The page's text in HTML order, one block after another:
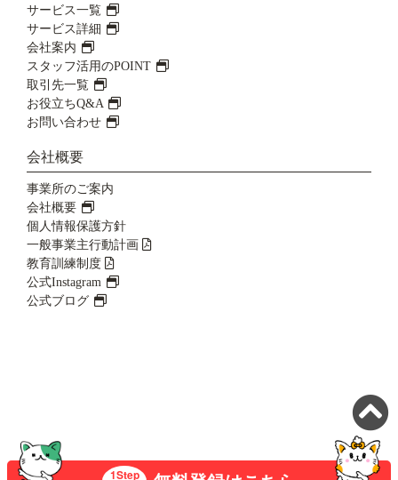
サービス一覧
サービス詳細
会社案内
スタッフ活用のPOINT
取引先一覧
お役立ちQ&A
お問い合わせ
会社概要
事業所のご案内
会社概要
個人情報保護方針
一般事業主行動計画
教育訓練制度
公式Instagram
公式ブログ
©ヒューマンブリッジ株式会社
1Step